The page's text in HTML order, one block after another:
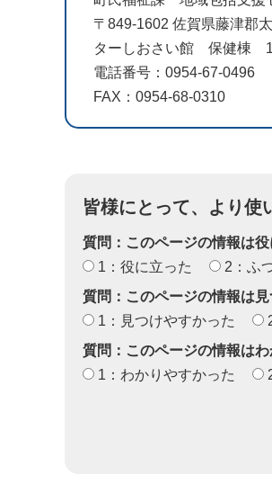
〒849-1602 佐賀県藤津郡
ターしおさい館 保健棟 1
電話番号：0954-67-0496
FAX：0954-68-0310
皆様にとって、より使
質問：このページの情報は
1：役に立った
2：ふ
質問：このページの情報は
1：見つけやすかった
質問：このページの情報は
1：わかりやすかった